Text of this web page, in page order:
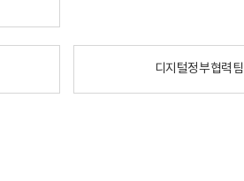
디지털정부협력팀